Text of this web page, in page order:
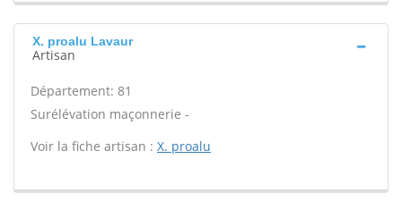
X. proalu Lavaur
Artisan
Département: 81
Surélévation maçonnerie -
Voir la fiche artisan : X. proalu